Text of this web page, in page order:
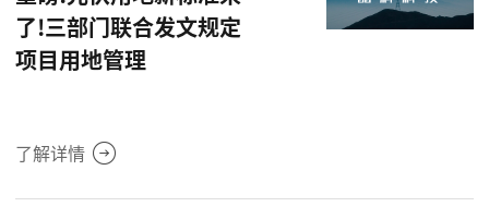
了!三部门联合发文规定
项目用地管理
了解详情